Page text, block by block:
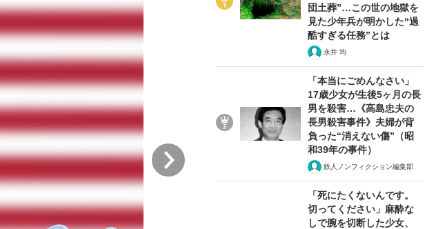
「クマが悪者扱いされているのが悲しい」『北の国から』倉本聰氏（91...団土葬”…この世の地獄を
見た少年兵が明かした“過
酷すぎる任務”とは
永井 均
「本当にごめんなさい」
17歳少女が生後5ヶ月の長
男を殺害…《高島忠夫の
長男殺害事件》夫婦が背
負った“消えない傷”（昭
和39年の事件）
鉄人ノンフィクション編集部
「死にたくないんです。
切ってください」麻酔な
しで腕を切断した少女、